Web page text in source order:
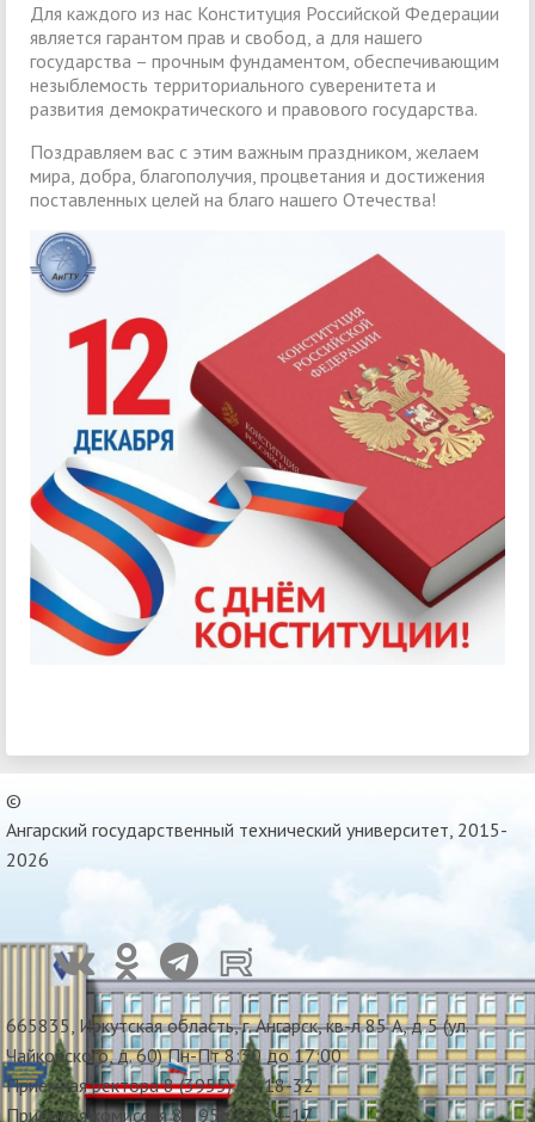
Для каждого из нас Конституция Российской Федерации
является гарантом прав и свобод, а для нашего
государства – прочным фундаментом, обеспечивающим
незыблемость территориального суверенитета и
развития демократического и правового государства.
Поздравляем вас с этим важным праздником, желаем
мира, добра, благополучия, процветания и достижения
поставленных целей на благо нашего Отечества!
©
Ангарский государственный технический университет, 2015-
2026
665835, Иркутская область, г. Ангарск, кв-л 85 А, д 5 (ул.
Чайковского, д. 60) Пн-Пт 8:30 до 17:00
Приемная ректора 8 (3955) 67-18-32
Приемная комиссия 8(3955)67-34-17